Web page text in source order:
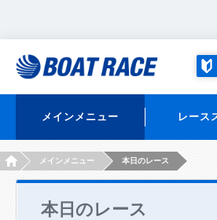
メインメニュー レース
HOMEメインメニュー 本日のレース
本日のレース